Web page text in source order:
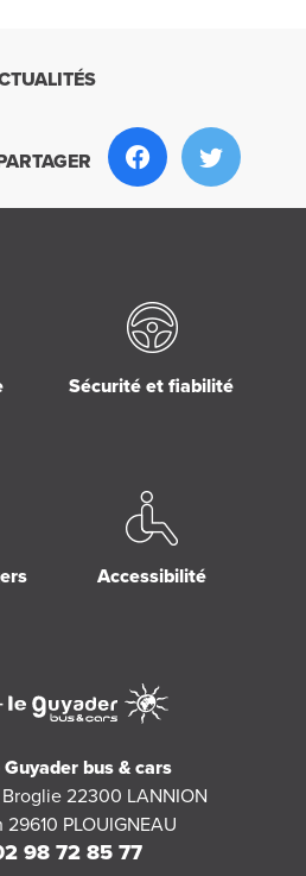
Sécurité et fiabilité
Accessibilité
bus & cars
22300 LANNION
PLOUIGNEAU
98 72 85 77